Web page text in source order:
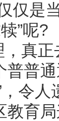
仅是
”呢?
真
普普
令人
教育